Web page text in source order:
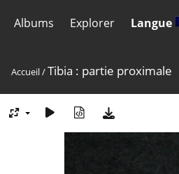
Albums Explorer Langue
Accueil/Tibia : partie proximale